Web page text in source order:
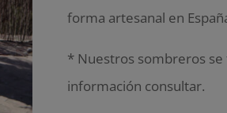
forma artesanal en
* Nuestros sombreros se
información consultar.